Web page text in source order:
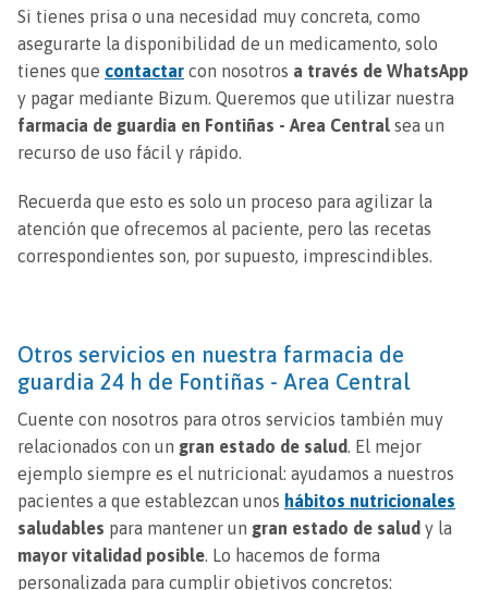
Si tienes prisa o una necesidad muy concreta, como
asegurarte la disponibilidad de un medicamento, solo
tienes que contactar con nosotros a través de WhatsApp
y pagar mediante Bizum. Queremos que utilizar nuestra
farmacia de guardia en Fontiñas - Area Central sea un
recurso de uso fácil y rápido.
Recuerda que esto es solo un proceso para agilizar la
atención que ofrecemos al paciente, pero las recetas
correspondientes son, por supuesto, imprescindibles.
Otros servicios en nuestra farmacia de
guardia 24 h de Fontiñas - Area Central
Cuente con nosotros para otros servicios también muy
relacionados con un gran estado de salud. El mejor
ejemplo siempre es el nutricional: ayudamos a nuestros
pacientes a que establezcan unos hábitos nutricionales
saludables para mantener un gran estado de salud y la
mayor vitalidad posible. Lo hacemos de forma
personalizada para cumplir objetivos concretos: